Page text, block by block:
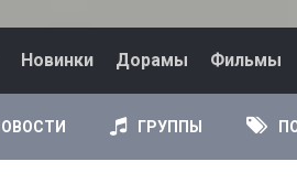
Новинки Дорамы Фильмы
ГРУППЫ